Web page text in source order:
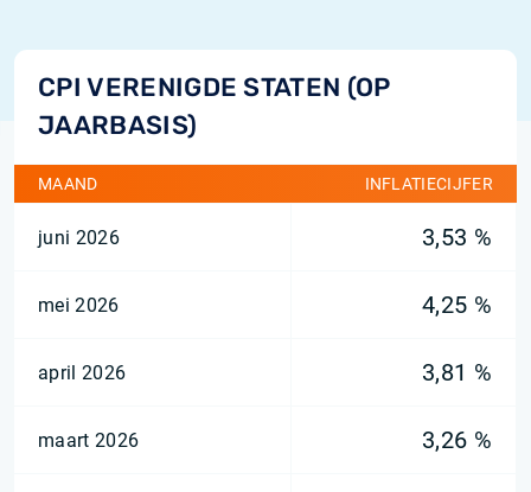
CPI VERENIGDE STATEN (OP
JAARBASIS)
MAAND INFLATIECIJFER
juni 2026 3,53 %
mei 2026 4,25 %
april 2026 3,81 %
maart 2026 3,26 %